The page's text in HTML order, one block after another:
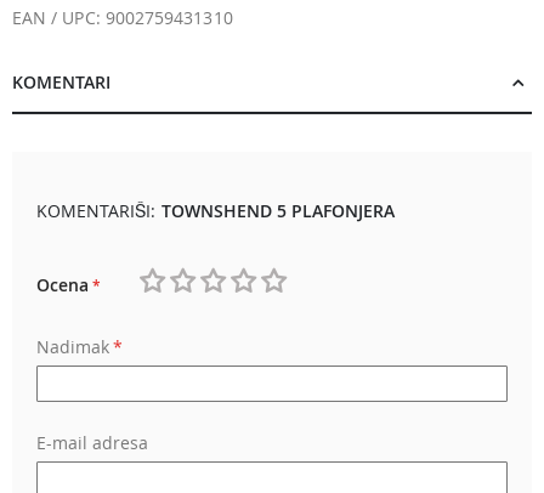
EAN / UPC: 9002759431310
KOMENTARI
KOMENTARIŠI: TOWNSHEND 5 PLAFONJERA
Ocena
Nadimak
E-mail adresa